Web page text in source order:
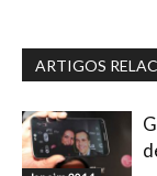
ARTIGOS